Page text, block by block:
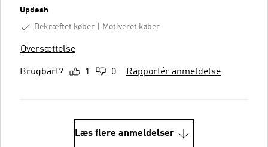
Updesh
Bekræftet køber
Motiveret køber
Oversættelse
Brugbart? 1 0 Rapportér anmeldelse
Læs flere anmeldelser